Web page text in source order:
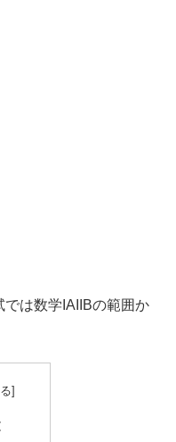
は数学IAIIBの範囲か